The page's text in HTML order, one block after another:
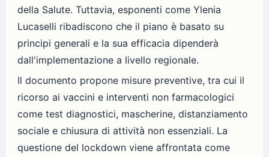
della Salute. Tuttavia, esponenti come Ylenia
Lucaselli ribadiscono che il piano è basato su
principi generali e la sua efficacia dipenderà
dall'implementazione a livello regionale.
Il documento propone misure preventive, tra cui il
ricorso ai vaccini e interventi non farmacologici
come test diagnostici, mascherine, distanziamento
sociale e chiusura di attività non essenziali. La
questione del lockdown viene affrontata come